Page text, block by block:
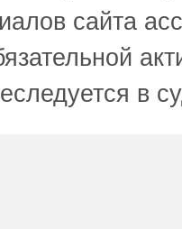
сайта
в